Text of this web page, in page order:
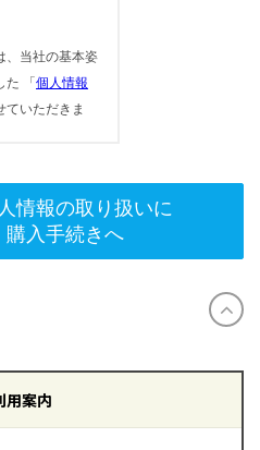
情報の取り扱いに
購入手続きへ
用案内